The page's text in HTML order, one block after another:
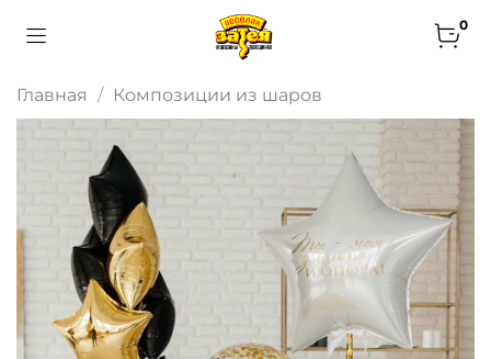
0
Главная Композиции из шаров